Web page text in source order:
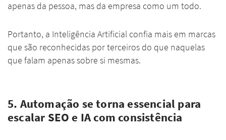
apenas da pessoa, mas da empresa como um todo.
Portanto, a Inteligência Artificial confia mais em marcas
que são reconhecidas por terceiros do que naquelas
que falam apenas sobre si mesmas.
5. Automação se torna essencial para
escalar SEO e IA com consistência